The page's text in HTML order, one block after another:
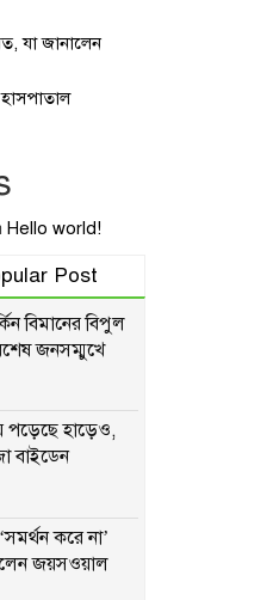
যা জানালেন
Hello world!
Post
বিমানের বিপুল
জনসম্মুখে
পড়েছে হাড়েও,
বাইডেন
করে না’
জয়সওয়াল